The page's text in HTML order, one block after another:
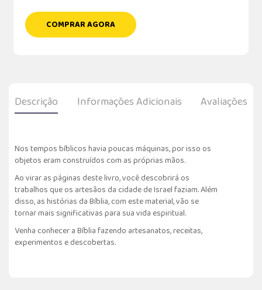
COMPRAR AGORA
Descrição Informações Adicionais Avaliações
Nos tempos bíblicos havia poucas máquinas, por isso os
objetos eram construídos com as próprias mãos.
Ao virar as páginas deste livro, você descobrirá os
trabalhos que os artesãos da cidade de Israel faziam. Além
disso, as histórias da Bíblia, com este material, vão se
tornar mais significativas para sua vida espiritual.
Venha conhecer a Bíblia fazendo artesanatos, receitas,
experimentos e descobertas.